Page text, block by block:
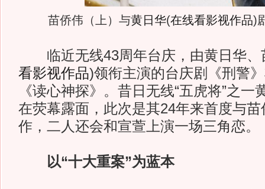
苗侨伟（上）与黄日华(在线看影视作品)
临近无线43周年台庆，由黄日华、
看影视作品)领衔主演的台庆剧《刑警
《读心神探》。昔日无线“五虎将”之一
在荧幕露面，此次是其24年来首度与
作，二人还会和宣萱上演一场三角恋。
以“十大重案”为蓝本